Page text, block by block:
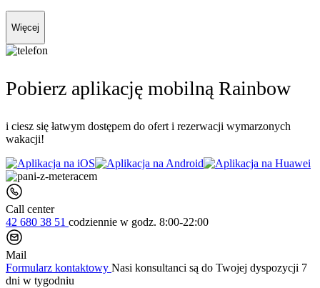
Więcej
Pobierz aplikację mobilną Rainbow
i ciesz się łatwym dostępem do ofert i rezerwacji wymarzonych
wakacji!
Call center
42 680 38 51 codziennie w godz. 8:00-22:00
Mail
Formularz kontaktowy Nasi konsultanci są do Twojej dyspozycji 7
dni w tygodniu